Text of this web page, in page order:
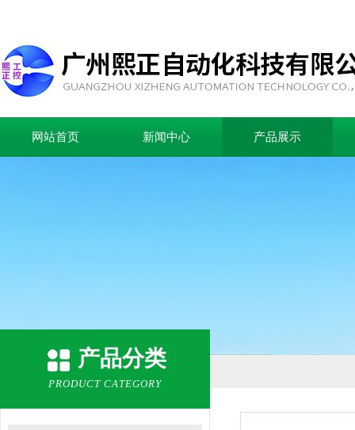
网站首页 新闻中心 产品展示
产品分类
PRODUCT CATEGORY